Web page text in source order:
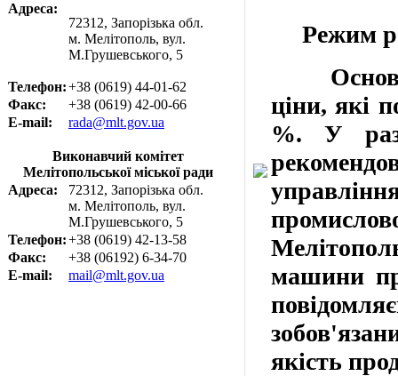
Адреса:
72312, Запорізька обл.
м. Мелітополь, вул.
М.Грушевського, 5
Телефон:+38 (0619) 44-01-62
Факс:
+38 (0619) 42-00-66
E-mail:
rada@mlt.gov.ua
Виконавчий комітет
Мелітопольської міської ради
Адреса:
72312, Запорізька обл.
м. Мелітополь, вул.
М.Грушевського, 5
Телефон:+38 (0619) 42-13-58
Факс:
+38 (06192) 6-34-70
E-mail:
mail@mlt.gov.ua
Режим
ціни, які
%. У
машини
якість